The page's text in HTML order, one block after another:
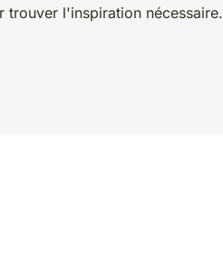
trouver l'inspiration nécessaire.